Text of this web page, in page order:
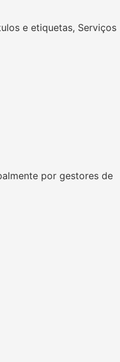
e etiquetas, Serviços
por gestores de